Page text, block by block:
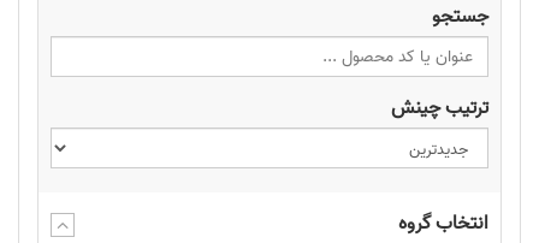
جستجو
ترتیب چینش
انتخاب گروه